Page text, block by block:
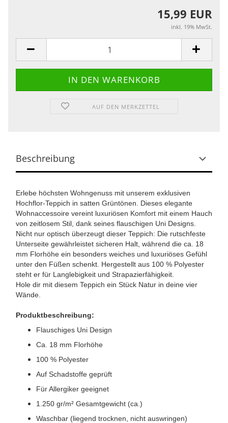
15,99 EUR
inkl. 19% MwSt.
AUF DEN MERKZETTEL
Beschreibung
Erlebe höchsten Wohngenuss mit unserem exklusiven
Hochflor-Teppich in satten Grüntönen. Dieses elegante
Wohnaccessoire vereint luxuriösen Komfort mit einem Hauch
von zeitlosem Stil, dank seines flauschigen Uni Designs.
Nicht nur optisch überzeugt dieser Teppich: Die rutschfeste
Unterseite gewährleistet sicheren Halt, während die ca. 18
mm Florhöhe ein besonders weiches und luxuriöses Gefühl
unter den Füßen schenkt. Hergestellt aus 100 % Polyester
steht er für Langlebigkeit und Strapazierfähigkeit.
Hole dir mit diesem Teppich ein Stück Natur in deine vier
Wände.
Produktbeschreibung:
Flauschiges Uni Design
Ca. 18 mm Florhöhe
100 % Polyester
Auf Schadstoffe geprüft
Für Allergiker geeignet
1.250 gr/m² Gesamtgewicht (ca.)
Waschbar (liegend trocknen, nicht auswringen)